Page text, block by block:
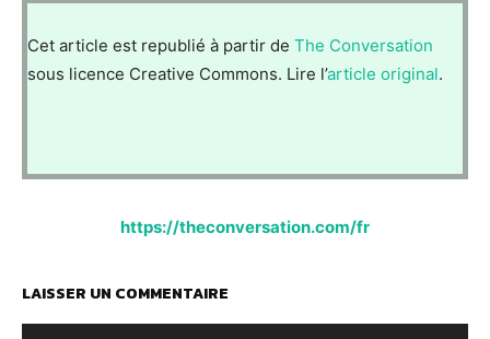
Cet article est republié à partir de The Conversation
sous licence Creative Commons. Lire l’article original.
https://theconversation.com/fr
LAISSER UN COMMENTAIRE